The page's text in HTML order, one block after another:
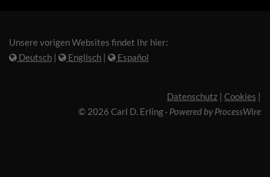
Unsere vorigen Websites findet Ihr hier:
Deutsch | Englisch | Español
Datenschutz | Cookies |
© 2026 Carl D. Erling · Powered by ProcessWire